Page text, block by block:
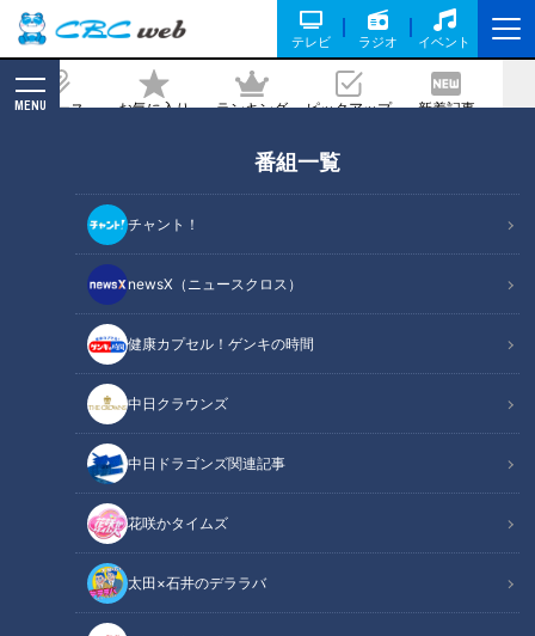
テレビ ラジオ イベント
ニュース お気に入り ランキング ピックアップ 新着記事
MENU
番組一覧
チャント！
newsX（ニュースクロス）
健康カプセル！ゲンキの時間
中日クラウンズ
中日ドラゴンズ関連記事
花咲かタイムズ
太田×石井のデララバ
腕 吉田聖弥投手と高橋幸佑投手の意外な
共通点とその急成長に迫る！
記事に戻る